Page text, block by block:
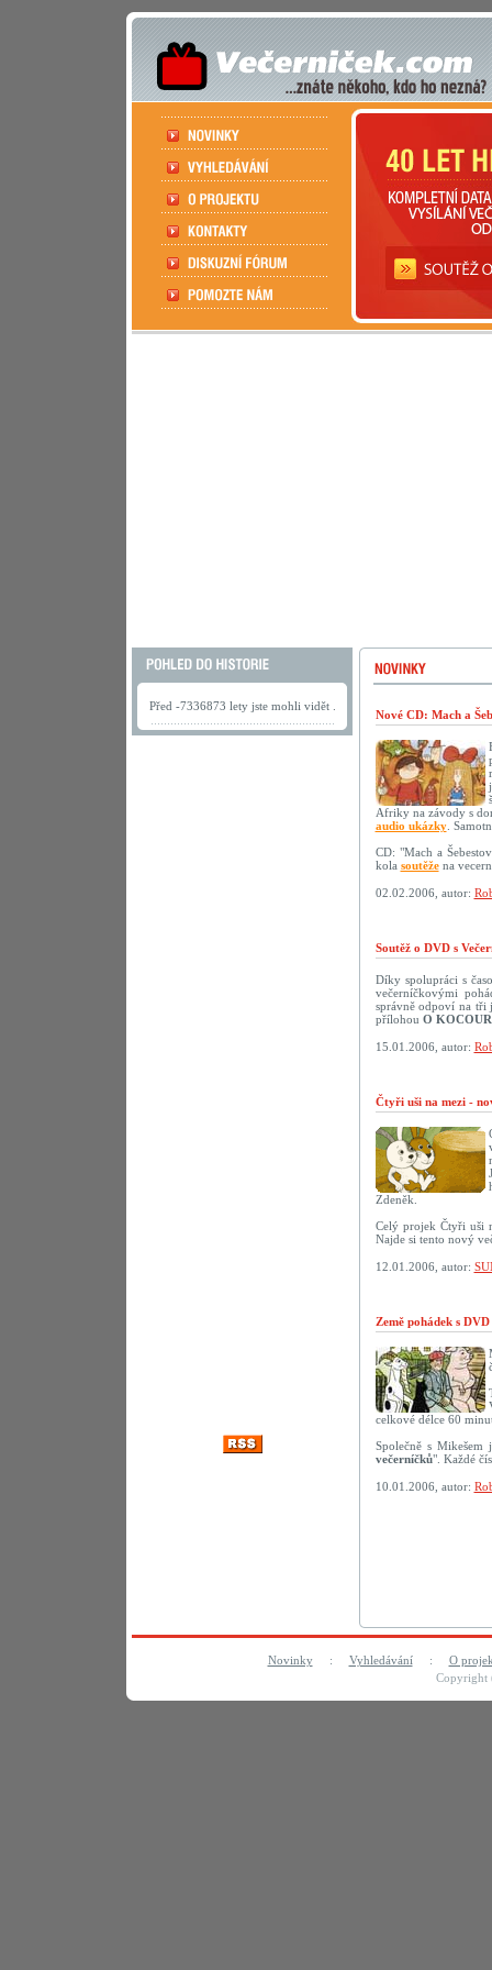
Před -7336873 lety jste mohli vidět .
Nové CD: Mach a
Afriky na závody s
audio ukázky.
CD: "Mach a
kola soutěžena
02.02.2006, autor:
Soutěž o DVD s
Díky spolupráci s
večerníčkovými
správně odpoví na tři
přílohou O
15.01.2006, autor:
Čtyři uši na mezi -
Zdeněk.
Celý projek Čtyři uši
Najde si tento nový
12.01.2006, autor:
Země pohádek s
celkové délce 60
Společně s
večerníčků". Každé
10.01.2006, autor:
Novinky: Vyhledávání: O
Copyright